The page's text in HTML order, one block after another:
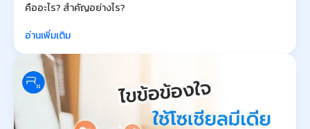
คืออะไร? สำคัญอย่างไร?
อ่านเพิ่มเติม